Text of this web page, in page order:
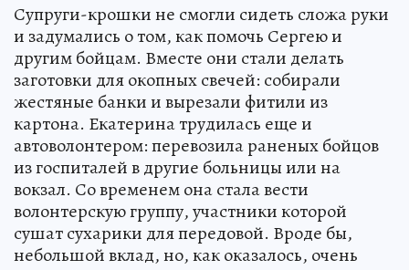
Супруги-крошки не смогли сидеть сложа руки
и задумались о том, как помочь Сергею и
другим бойцам. Вместе они стали делать
заготовки для окопных свечей: собирали
жестяные банки и вырезали фитили из
картона. Екатерина трудилась еще и
автоволонтером: перевозила раненых бойцов
из госпиталей в другие больницы или на
вокзал. Со временем она стала вести
волонтерскую группу, участники которой
сушат сухарики для передовой. Вроде бы,
небольшой вклад, но, как оказалось, очень